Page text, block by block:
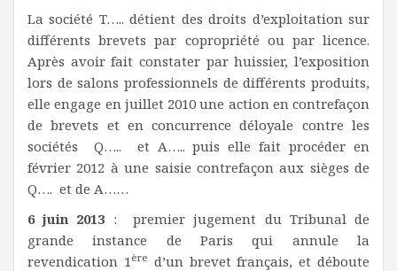
La société T….. détient des droits d’exploitation sur
différents brevets par copropriété ou par licence.
Après avoir fait constater par huissier, l’exposition
lors de salons professionnels de différents produits,
elle engage en juillet 2010 une action en contrefaçon
de brevets et en concurrence déloyale contre les
sociétés Q….. et A….. puis elle fait procéder en
février 2012 à une saisie contrefaçon aux sièges de
Q…. et de A……
6 juin 2013 : premier jugement du Tribunal de
grande instance de Paris qui annule la
revendication 1 ère d’un brevet français, et déboute